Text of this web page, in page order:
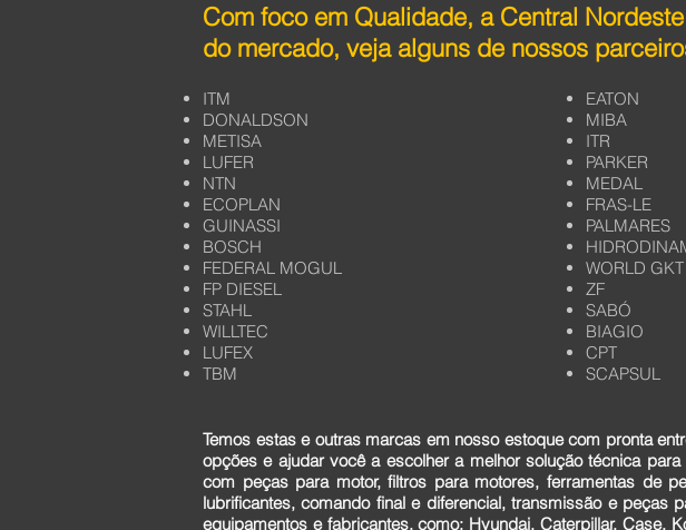
Com foco em Qualidade, a Central
do mercado, veja alguns de nossos
ITM
DONALDSON
METISA
LUFER
NTN
ECOPLAN
GUINASSI
BOSCH
FEDERAL MOGUL
FP DIESEL
STAHL
WILLTEC
LUFEX
TBM
EATON
MIBA
ITR
PARKER
MEDAL
FRAS-LE
PALMARES
WORLD GKT
ZF
SABÓ
BIAGIO
CPT
SCAPSUL
Temos estas e outras marcas em nosso estoque com pronta
opções e ajudar você a escolher a melhor solução técnica
com peças para motor, filtros para motores, ferramentas de
lubrificantes, comando final e diferencial, transmissão e
equipamentos e fabricantes, como: Hyundai, Caterpillar, Case,